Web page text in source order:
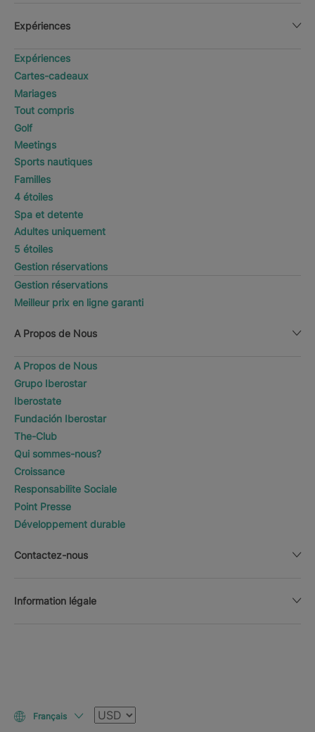
Expériences
Expériences
Cartes-cadeaux
Mariages
Tout compris
Golf
Meetings
Sports nautiques
Familles
4 étoiles
Spa et detente
Adultes uniquement
5 étoiles
Gestion réservations
Gestion réservations
Meilleur prix en ligne garanti
A Propos de Nous
A Propos de Nous
Grupo Iberostar
Iberostate
Fundación Iberostar
The-Club
Qui sommes-nous?
Croissance
Responsabilite Sociale
Point Presse
Développement durable
Contactez-nous
Information légale
Français Devise